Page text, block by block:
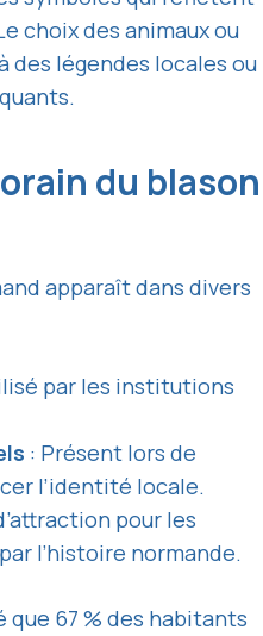
choix des animaux ou
des légendes locales ou
du blason
apparaît dans divers
par les institutions
: Présent lors de
l’identité locale.
pour les
l’histoire normande.
que 67 % des habitants